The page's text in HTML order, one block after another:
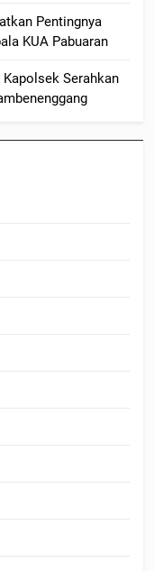
Pentingnya
KUA Pabuaran
Serahkan